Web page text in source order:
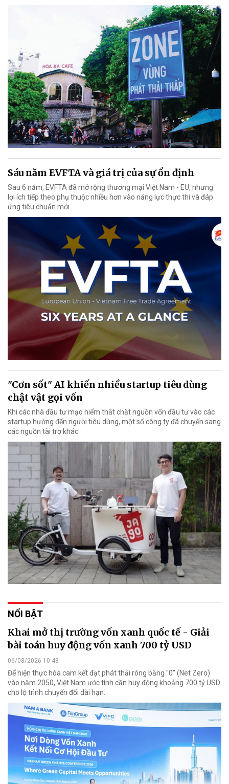
Sáu năm EVFTA và giá trị của sự ổn định
Sau 6 năm, EVFTA đã mở rộng thương mại Việt Nam - EU, nhưng
lợi ích tiếp theo phụ thuộc nhiều hơn vào năng lực thực thi và đáp
ứng tiêu chuẩn mới.
"Cơn sốt" AI khiến nhiều startup tiêu dùng
chật vật gọi vốn
Khi các nhà đầu tư mạo hiểm thắt chặt nguồn vốn đầu tư vào các
startup hướng đến người tiêu dùng, một số công ty đã chuyển sang
các nguồn tài trợ khác.
NỔI BẬT
Khai mở thị trường vốn xanh quốc tế - Giải
bài toán huy động vốn xanh 700 tỷ USD
06/08/2026 10:48
Để hiện thực hóa cam kết đạt phát thải ròng bằng "0" (Net Zero)
vào năm 2050, Việt Nam ước tính cần huy động khoảng 700 tỷ USD
cho lộ trình chuyển đổi dài hạn.